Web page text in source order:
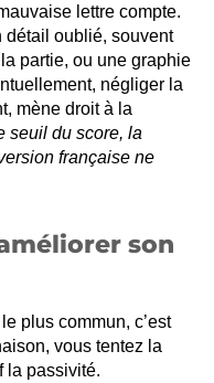
lettre compte.
détail oublié, souvent
partie, ou une graphie
négliger la
mène droit à la
seuil du score, la
française ne
son
plus commun, c’est
vous tentez la
la passivité.